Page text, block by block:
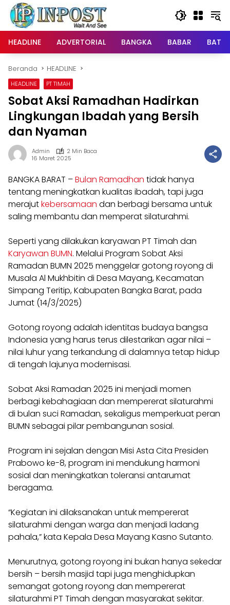
Langsung
konten
HEADLINE
ADVERTORIAL BANGKA BABAR
Beranda HEADLINE
HEADLINE PT TIMAH
Sobat Aksi Ramadhan Hadirkan
Lingkungan Ibadah yang Bersih
dan Nyaman
Admin
2 Min Baca
16 Maret 2025
BANGKA BARAT –Bulan Ramadhan tidak hanya
tentang meningkatkan kualitas ibadah, tapi juga
merajutkebersamaan dan berbagi bersama untuk
saling membantu dan memperat silaturahmi.
Seperti yang dilakukan karyawan PT Timah dan
Karyawan BUMN. Melalui Program Sobat Aksi
Ramadan BUMN 2025 menggelar gotong royong di
Musala Al Mukhbitin di Desa Mayang, Kecamatan
Simpang Teritip, Kabupaten Bangka Barat, pada
Jumat (14/3/2025)
Gotong royong adalah identitas budaya bangsa
Indonesia yang harus terus dilestarikan agar nilai –
nilai luhur yang terkandung di dalamnya tetap hidup
di tengah lajunya modernisasi.
Sobat Aksi Ramadan 2025 ini menjadi momen
berbagi kebahagiaan dan mempererat silaturahmi
di bulan suci Ramadan, sekaligus memperkuat peran
BUMN sebagai pilar pembangunan sosial.
Program ini sejalan dengan Misi Asta Cita Presiden
Prabowo ke-8, program ini mendukung harmoni
sosial dan meningkatkan toleransi antarumat
beragama.
“Kegiatan ini dilaksanakan untuk mempererat
silaturahmi dengan warga dan menjadi ladang
pahala,” kata Kepala Desa Mayang Kasno Sutanto.
Menurutnya, gotong royong ini bukan hanya sekedar
bersih – bersih masjid tapi juga menghidupkan
semangat gotong royong dan mempererat
silaturahmi PT Timah dengan masyarakat sekitar.